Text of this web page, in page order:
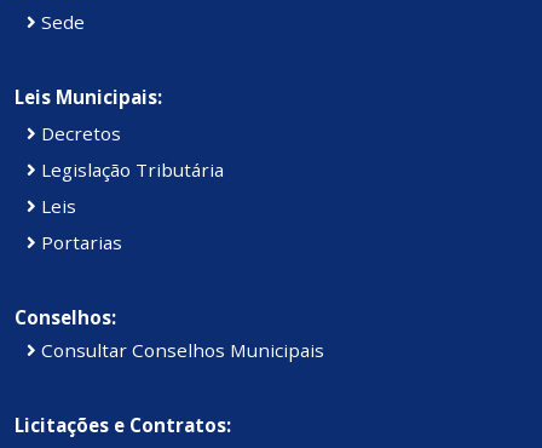
Sede
Leis Municipais:
Decretos
Legislação Tributária
Leis
Portarias
Conselhos:
Consultar Conselhos Municipais
Licitações e Contratos: